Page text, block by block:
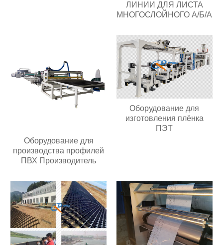
ЛИНИИ ДЛЯ ЛИСТА
МНОГОСЛОЙНОГО А/Б/А
Оборудование для
производства профилей
ПВХ Производитель
Оборудование для
изготовления плёнка
ПЭТ